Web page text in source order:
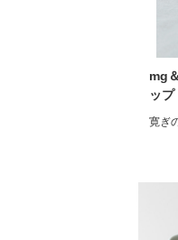
寛ぎ
mg
ップ